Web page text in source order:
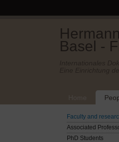
Basel -
Faculty and
Associated
PhD Students